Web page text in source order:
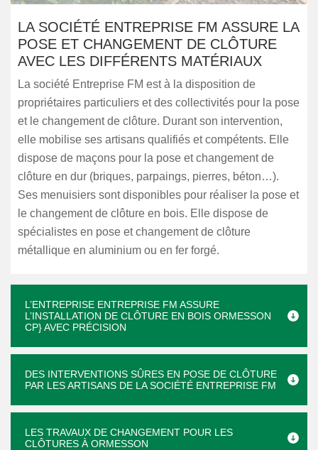
LA SOCIÉTÉ ENTREPRISE FM ASSURE LA
POSE ET CHANGEMENT DE CLÔTURE
AVEC LES DIFFÉRENTS MATÉRIAUX
La société Entreprise FM est à la disposition de
propriétaires particuliers et des collectivités pour la pose
et le changement de clôture. Durant son intervention,
elle mobilise ses artisans qualifiés et compétents. Elle
dispose de maçons pour la pose et changement de
clôture en dur (briques, parpaings, pierres, béton…).
Ses menuisiers sont disponibles pour réaliser la pose et
le changement de clôture en bois. Elle dispose de
spécialistes en pose et changement de clôture
métallique en aluminium ou en fer forgé.
L’ENTREPRISE ENTREPRISE FM ASSURE
L’INSTALLATION DE CLÔTURE EN BOIS ORMESSON
CP} AVEC PRÉCISION
DES INTERVENTIONS SÛRES EN POSE DE CLÔTURE
PAR LES ARTISANS DE LA SOCIÉTÉ ENTREPRISE FM
LES TRAVAUX DE CHANGEMENT POUR LES
CLÔTURES À ORMESSON